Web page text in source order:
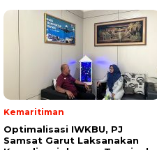
Kemaritiman
Optimalisasi IWKBU, PJ
Samsat Garut Laksanakan